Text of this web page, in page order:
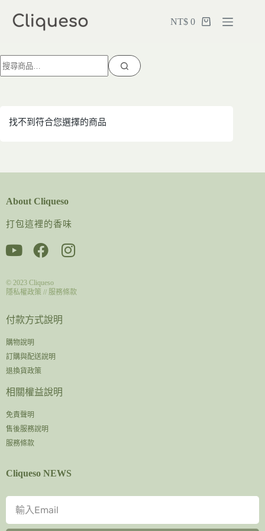
NT$ 0
找不到符合您選擇的商品
About Cliqueso
打包這裡的香味
© 2023 Cliqueso
隱私權政策 // 服務條款
付款方式說明
購物說明
訂購與配送說明
退換貨政策
相關權益說明
免責聲明
售後服務說明
服務條款
Cliqueso NEWS